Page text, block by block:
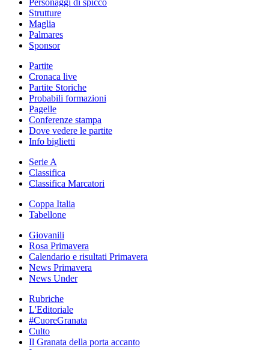
Personaggi di spicco
Strutture
Maglia
Palmares
Sponsor
Partite
Cronaca live
Partite Storiche
Probabili formazioni
Pagelle
Conferenze stampa
Dove vedere le partite
Info biglietti
Serie A
Classifica
Classifica Marcatori
Coppa Italia
Tabellone
Giovanili
Rosa Primavera
Calendario e risultati Primavera
News Primavera
News Under
Rubriche
L'Editoriale
#CuoreGranata
Culto
Il Granata della porta accanto